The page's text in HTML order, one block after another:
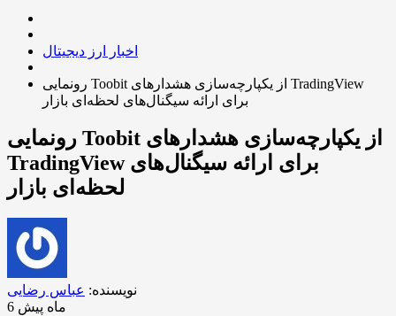
اخبار ارز دیجیتال
رونمایی Toobit از یکپارچه‌سازی هشدارهای TradingView
برای ارائه سیگنال‌های لحظه‌ای بازار
رونمایی Toobit از یکپارچه‌سازی هشدارهای
TradingView برای ارائه سیگنال‌های
لحظه‌ای بازار
نویسنده: عباس رضایی
6 ماه پیش